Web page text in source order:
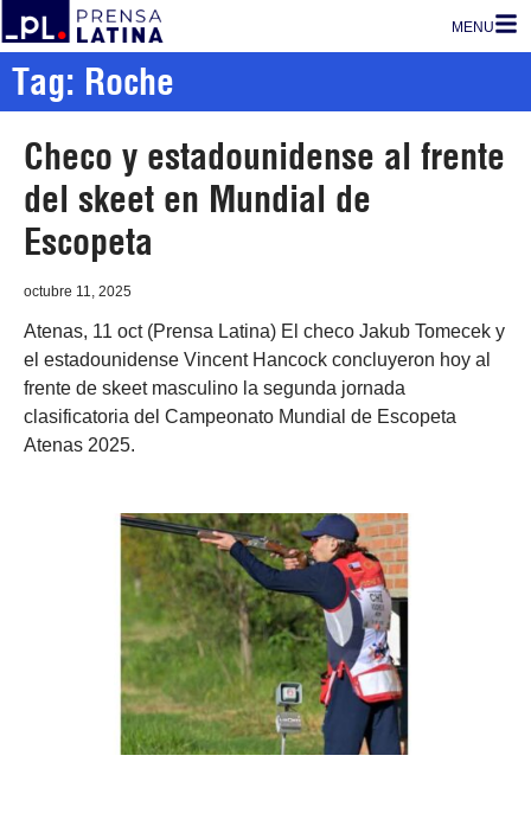
MENU
Tag: Roche
Checo y estadounidense al frente
del skeet en Mundial de
Escopeta
octubre 11, 2025
Atenas, 11 oct (Prensa Latina) El checo Jakub Tomecek y
el estadounidense Vincent Hancock concluyeron hoy al
frente de skeet masculino la segunda jornada
clasificatoria del Campeonato Mundial de Escopeta
Atenas 2025.